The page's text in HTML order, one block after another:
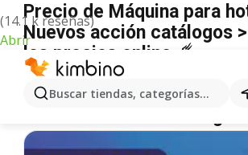
(14.1 k reseñas)
Abrir
Buscar tiendas, categorías,
Precio de Máquina para
Nuevos acción catálogos
los precios online ☄️
No hemos encontrado resultados
término.